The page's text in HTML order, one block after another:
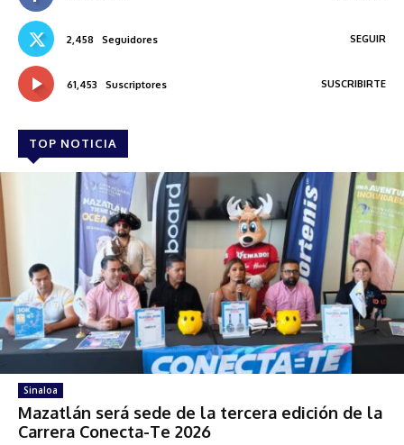
2,458 Seguidores SEGUIR
61,453 Suscriptores SUSCRIBIRTE
TOP NOTICIA
Sinaloa
Mazatlán será sede de la tercera edición de la
Carrera Conecta-Te 2026